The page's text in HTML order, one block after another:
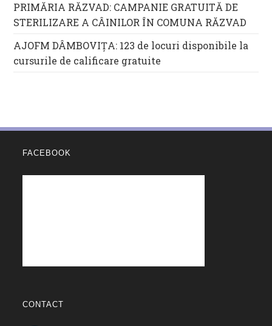
PRIMĂRIA RĂZVAD: CAMPANIE GRATUITĂ DE
STERILIZARE A CÂINILOR ÎN COMUNA RĂZVAD
AJOFM DÂMBOVIȚA: 123 de locuri disponibile la
cursurile de calificare gratuite
FACEBOOK
CONTACT